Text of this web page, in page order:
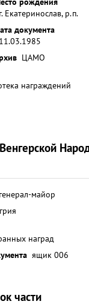
г. Екатеринослав, р.п.
документа
11.03.1985
ЦАМО
награждений
генерал-майор
наград
ящик 006
части